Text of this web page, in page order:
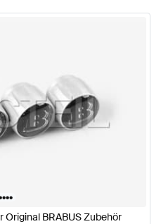
•••
Original BRABUS Zubehör